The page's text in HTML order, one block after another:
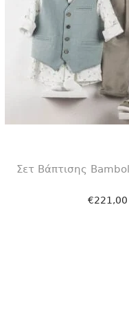
Σετ Βάπτισης
€221,00